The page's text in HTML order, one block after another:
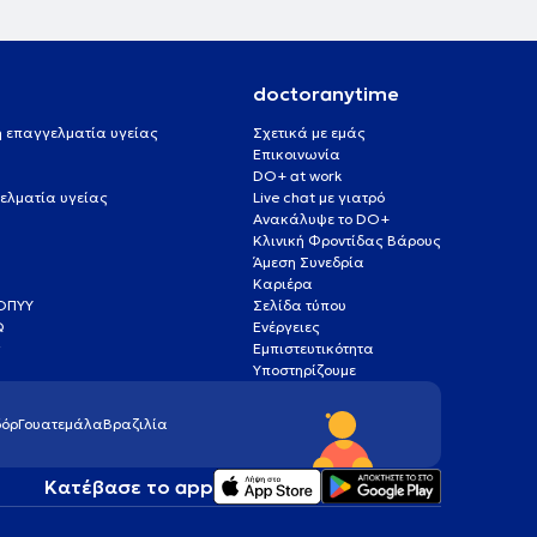
επαγγελματία υγείας
υγείας
doctoranytime
Σχετικά με εμάς
Επικοινωνία
DO+ at work
Live chat με γιατρό
Ανακάλυψε το DO+
Κλινική Φροντίδας Βάρους
Άμεση Συνεδρία
Καριέρα
Σελίδα τύπου
Ενέργειες
Εμπιστευτικότητα
Υποστηρίζουμε
ΓουατεμάλαΒραζιλία
Κατέβασε το app